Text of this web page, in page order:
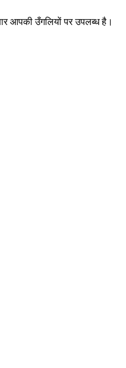
आपकी उँगलियों पर उपलब्ध है।